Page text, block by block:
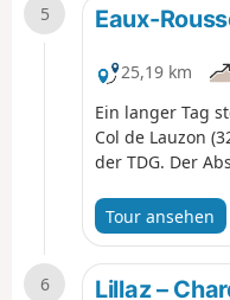
Am
5 Eaux-
25,19 km
Ein langer Tag
Col de Lauzon
der TDG. Der
Berghütte
eine große
nach Valnontey
zahlreiche
Tour ansehen
6 Lillaz –